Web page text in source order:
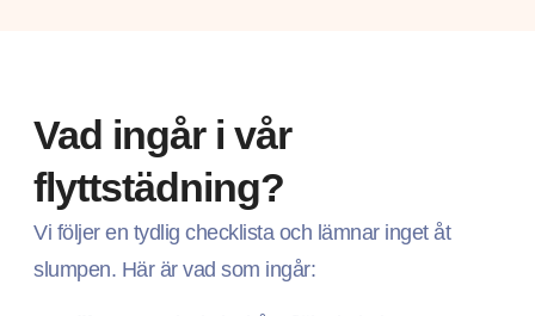
Vad ingår i vår
flyttstädning?
Vi följer en tydlig checklista och lämnar inget åt
slumpen. Här är vad som ingår: